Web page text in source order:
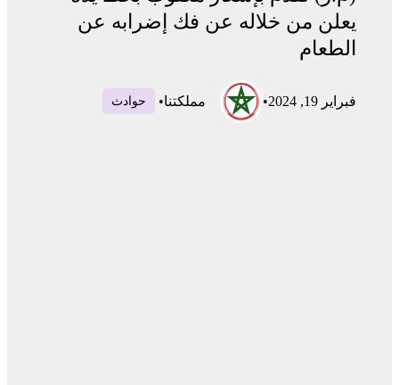
يعلن من خلاله عن فك إضرابه عن
الطعام
فبراير 19, 2024 • مملكتنا• حوادث